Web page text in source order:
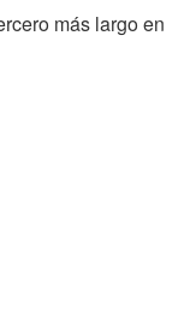
más largo en